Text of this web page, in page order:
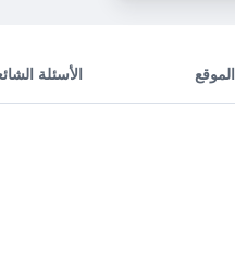
الموقع الأسئلة